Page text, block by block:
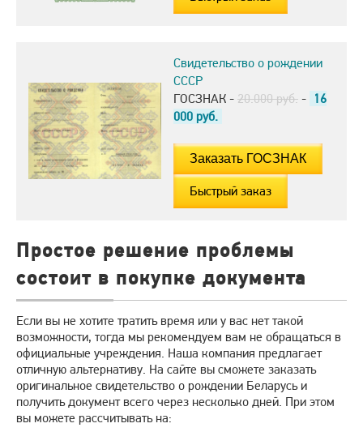
Свидетельство о рождении
СССР
ГОСЗНАК - 20.000 руб. - 16
000 руб.
Быстрый заказ
Простое решение проблемы
состоит в покупке документа
Если вы не хотите тратить время или у вас нет такой
возможности, тогда мы рекомендуем вам не обращаться в
официальные учреждения. Наша компания предлагает
отличную альтернативу. На сайте вы сможете заказать
оригинальное свидетельство о рождении Беларусь и
получить документ всего через несколько дней. При этом
вы можете рассчитывать на: